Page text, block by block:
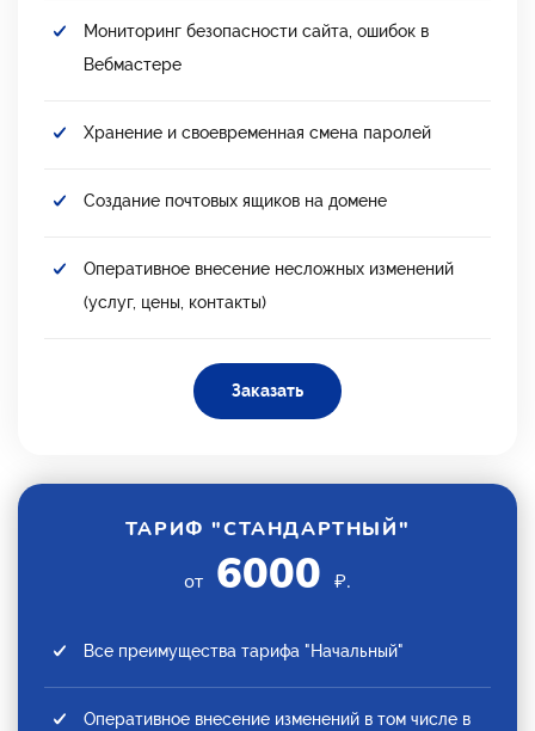
Мониторинг безопасности сайта, ошибок в
Вебмастере
Хранение и своевременная смена паролей
Создание почтовых ящиков на домене
Оперативное внесение несложных изменений
(услуг, цены, контакты)
Заказать
ТАРИФ "СТАНДАРТНЫЙ"
от 6000 ₽.
Все преимущества тарифа "Начальный"
Оперативное внесение изменений в том числе в